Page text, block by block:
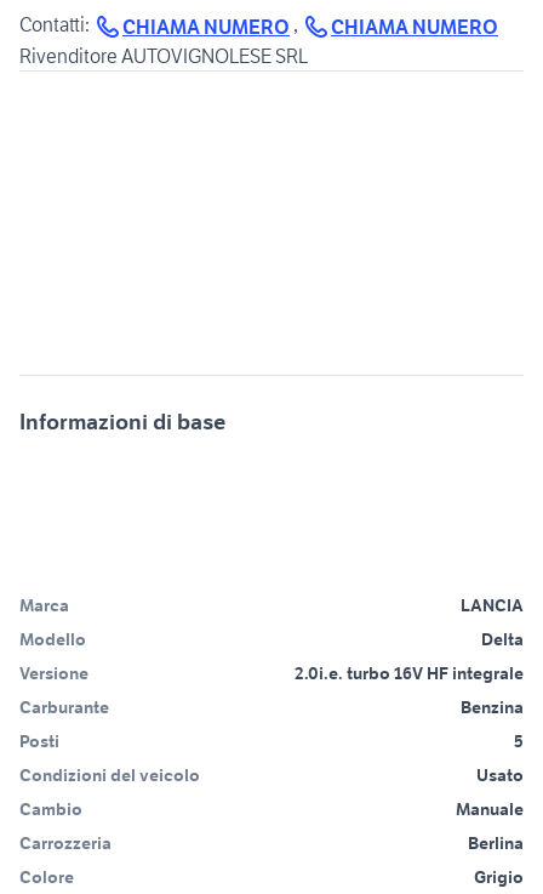
Contatti: CHIAMA NUMERO ,
CHIAMA NUMERO
Rivenditore AUTOVIGNOLESE SRL
Informazioni di base
Marca
LANCIA
Modello
Delta
Versione
2.0i.e. turbo 16V HF integrale
Carburante
Benzina
Posti
5
Condizioni del veicolo
Usato
Cambio
Manuale
Carrozzeria
Berlina
Colore
Grigio